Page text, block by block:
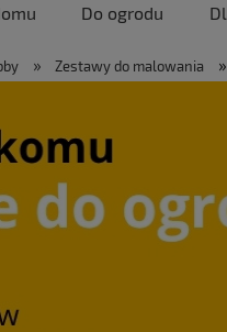
Do ogrodu
» Zestawy do malowania »